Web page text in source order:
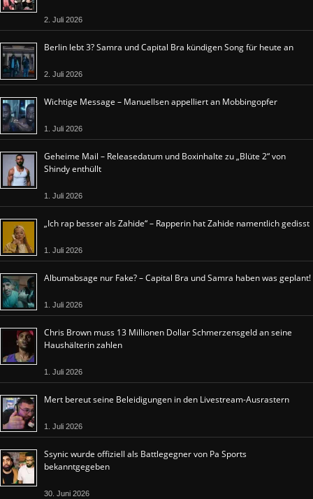
2. Juli 2026
Berlin lebt 3? Samra und Capital Bra kündigen Song für heute an
2. Juli 2026
Wichtige Message – Manuellsen appelliert an Mobbingopfer
1. Juli 2026
Geheime Mail – Releasedatum und Boxinhalte zu „Blüte 2“ von
Shindy enthüllt
1. Juli 2026
„Ich rap besser als Zahide“ – Rapperin hat Zahide namentlich gedisst
1. Juli 2026
Albumabsage nur Fake? – Capital Bra und Samra haben was geplant!
1. Juli 2026
Chris Brown muss 13 Millionen Dollar Schmerzensgeld an seine
Haushälterin zahlen
1. Juli 2026
Mert bereut seine Beleidigungen in den Livestream-Ausrastern
1. Juli 2026
Ssynic wurde offiziell als Battlegegner von Pa Sports
bekanntgegeben
30. Juni 2026